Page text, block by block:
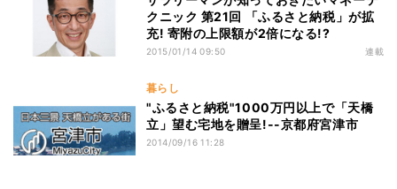
クニック 第21回 「ふるさと納税」が拡
充! 寄附の上限額が2倍になる!?
2015/01/14 09:50 連載
暮らし
"ふるさと納税"1000万円以上で「天橋
立」望む宅地を贈呈!--京都府宮津市
2014/09/16 11:28